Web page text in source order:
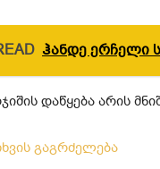
Ჰანდე ერჩელი
დაწყება არის
გაგრძელება